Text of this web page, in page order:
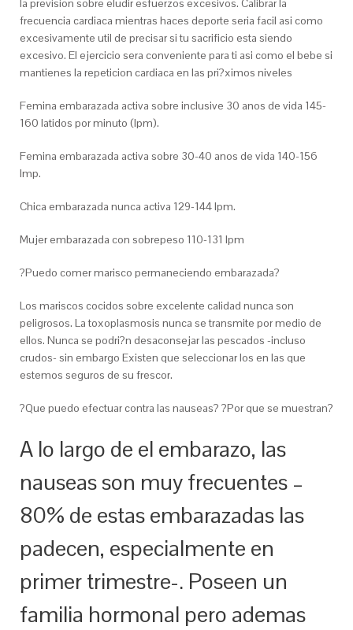
la prevision sobre eludir esfuerzos excesivos. Calibrar la
frecuencia cardiaca mientras haces deporte seri­a facil asi­ como
excesivamente util de precisar si tu sacrificio esta siendo
excesivo. El ejercicio sera conveniente para ti asi­ como el bebe si
mantienes la repeticion cardiaca en las pri?ximos niveles
Femina embarazada activa sobre inclusive 30 anos de vida 145-
160 latidos por minuto (lpm).
Femina embarazada activa sobre 30-40 anos de vida 140-156
lmp.
Chica embarazada nunca activa 129-144 lpm.
Mujer embarazada con sobrepeso 110-131 lpm
?Puedo comer marisco permaneciendo embarazada?
Los mariscos cocidos sobre excelente calidad nunca son
peligrosos. La toxoplasmosis nunca se transmite por medio de
ellos. Nunca se podri?n desaconsejar las pescados -incluso
crudos- sin embargo Existen que seleccionar los en las que
estemos seguros de su frescor.
?Que puedo efectuar contra las nauseas? ?Por que se muestran?
A lo largo de el embarazo, las
nauseas son muy frecuentes –
80% de estas embarazadas las
padecen, especialmente en
primer trimestre-. Poseen un
familia hormonal pero ademas